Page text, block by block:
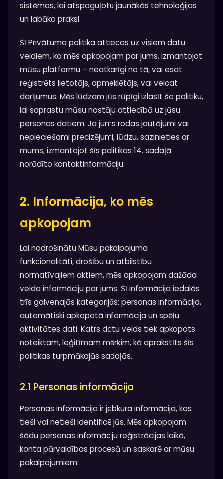
sistēmas, lai atspoguļotu jaunākās tehnoloģijas
un labāko praksi.
Šī Privātuma politika attiecas uz visiem datu
veidiem, ko mēs apkopojam par jums, izmantojot
mūsu platformu – neatkarīgi no tā, vai esat
reģistrēts lietotājs, apmeklētājs, vai veicat
darījumus. Mēs lūdzam jūs rūpīgi izlasīt šo politiku,
lai saprastu mūsu nostāju attiecībā uz jūsu
personas datiem. Ja jums rodas jautājumi vai
nepieciešami precizējumi, lūdzu, sazinieties ar
mums, izmantojot šīs politikas 14. sadaļā
norādīto kontaktinformāciju.
2. Informācija, ko mēs
apkopojam
Lai nodrošinātu Mūsu pakalpojuma
funkcionalitāti, drošību un atbilstību
normatīvajiem aktiem, mēs apkopojam dažāda
veida informāciju par jums. Šī informācija iedalās
trīs galvenajās kategorijās: personas informācija,
automātiski apkopotā informācija un spēļu
aktivitātes dati. Katrs datu veids tiek apkopots
noteiktam, leģitīmam mērķim, kā aprakstīts šīs
politikas turpmākajās sadaļās.
2.1 Personas informācija
Personas informācija ir jebkura informācija, kas
tieši vai netieši identificē jūs. Mēs apkopojam
šādu personas informāciju reģistrācijas laikā,
konta pārvaldības procesā un saskarē ar mūsu
pakalpojumiem: